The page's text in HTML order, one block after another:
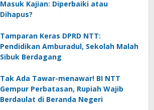
Masuk Kajian: Diperbaiki atau
Dihapus?
Tamparan Keras DPRD NTT:
Pendidikan Amburadul, Sekolah Malah
Sibuk Berdagang
Tak Ada Tawar-menawar! BI NTT
Gempur Perbatasan, Rupiah Wajib
Berdaulat di Beranda Negeri